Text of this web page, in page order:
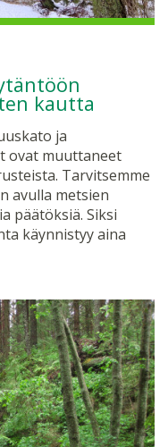
kautta
ja
ovat muuttaneet
Tarvitsemme
avulla metsien
päätöksiä. Siksi
käynnistyy aina